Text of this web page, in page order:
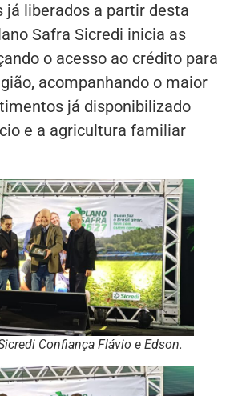
já liberados a partir desta
Safra Sicredi inicia as
o acesso ao crédito para
acompanhando o maior
já disponibilizado
e a agricultura familiar
Confiança Flávio e Edson.